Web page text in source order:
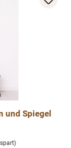
und Spiegel